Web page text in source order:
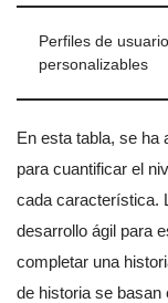
Perfiles de usuario
personalizables
En esta tabla, se ha
para cuantificar el
cada característica.
desarrollo ágil para
completar una
de historia se basan